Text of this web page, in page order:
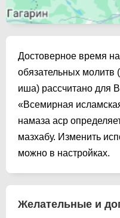
Достоверное время
обязательных молитв
иша) рассчитано для
«Всемирная
намаза аср
мазхабу. Изменить
можно в настройках.
Желательные и